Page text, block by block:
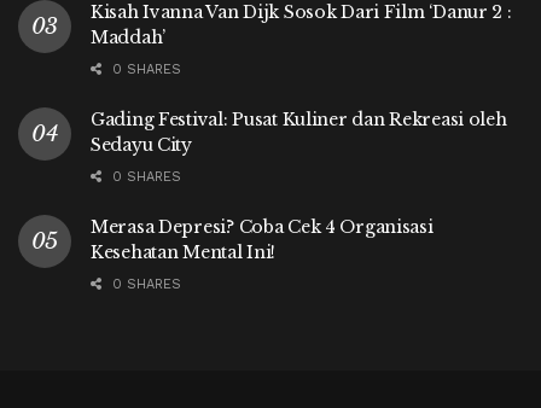
Kisah Ivanna Van Dijk Sosok Dari Film ‘Danur 2 :
Maddah’
0 SHARES
Gading Festival: Pusat Kuliner dan Rekreasi oleh
Sedayu City
0 SHARES
Merasa Depresi? Coba Cek 4 Organisasi
Kesehatan Mental Ini!
0 SHARES